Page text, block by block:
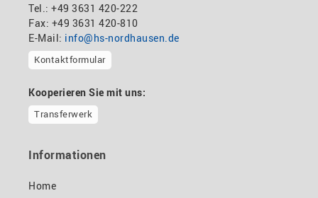
Tel.: +49 3631 420-222
Fax: +49 3631 420-810
E-Mail: info@hs-nordhausen.de
Kontaktformular
Kooperieren Sie mit uns:
Transferwerk
Informationen
Home